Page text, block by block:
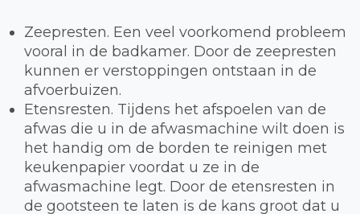
Zeepresten. Een veel voorkomend probleem
vooral in de badkamer. Door de zeepresten
kunnen er verstoppingen ontstaan in de
afvoerbuizen.
Etensresten. Tijdens het afspoelen van de
afwas die u in de afwasmachine wilt doen is
het handig om de borden te reinigen met
keukenpapier voordat u ze in de
afwasmachine legt. Door de etensresten in
de gootsteen te laten is de kans groot dat u